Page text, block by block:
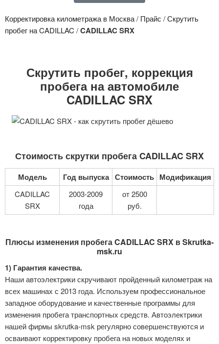
Корректировка километража в Москва/ Прайс /Скрутить
пробег на CADILLAC /CADILLAC SRX
Скрутить пробег, коррекция
пробега на автомобиле
CADILLAC SRX
Стоимость скрутки пробега CADILLAC SRX
Модель Год выпуска Стоимость Модификация
CADILLAC
SRX
2003-2009
года
от 2500
руб.
Плюсы изменения пробега CADILLAC SRX в Skrutka-
msk.ru
1) Гарантия качества.
Наши автоэлектрики скручивают пройденный километраж на
всех машинах с 2013 года. Используем профессиональное
западное оборудование и качественные программы для
изменения пробега транспортных средств. Автоэлектрики
нашей фирмы skrutka-msk регулярно совершенствуются и
осваивают корректировку пробега на новых моделях и